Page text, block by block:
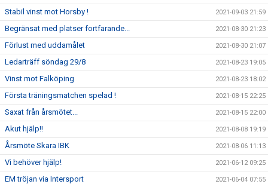
Stabil vinst mot Horsby ! 2021-09-03 21:59
Begränsat med platser fortfarande... 2021-08-30 21:23
Förlust med uddamålet 2021-08-30 21:07
Ledarträff söndag 29/8 2021-08-23 19:05
Vinst mot Falköping 2021-08-23 18:02
Första träningsmatchen spelad ! 2021-08-15 22:25
Saxat från årsmötet... 2021-08-15 22:00
Akut hjälp!! 2021-08-08 19:19
Årsmöte Skara IBK 2021-08-06 11:13
Vi behöver hjälp! 2021-06-12 09:25
EM tröjan via Intersport 2021-06-04 07:55